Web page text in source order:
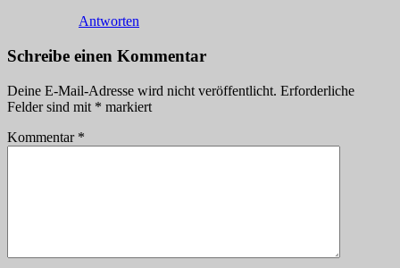
Antworten
Schreibe einen Kommentar
Deine E-Mail-Adresse wird nicht veröffentlicht. Erforderliche
Felder sind mit * markiert
Kommentar *